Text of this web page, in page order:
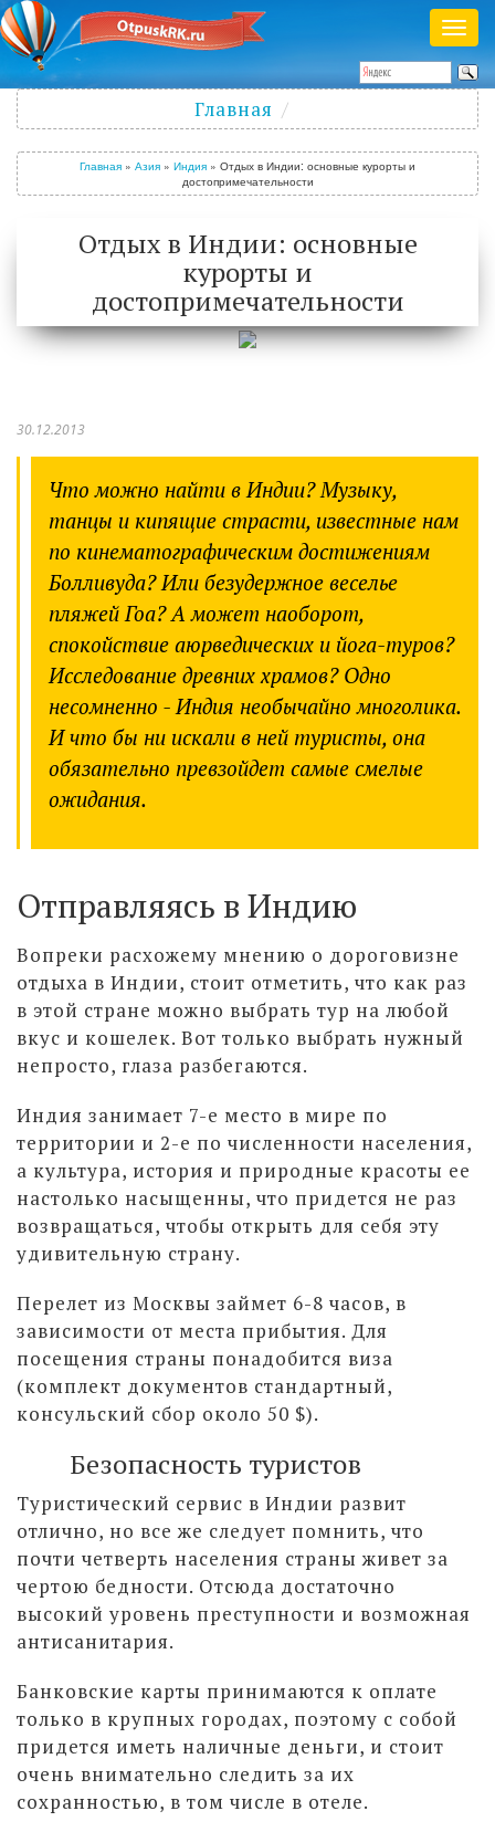
Полезный журнал о путешествиях
меню
Главная
Главная » Азия » Индия » Отдых в Индии: основные курорты и
достопримечательности
Отдых в Индии: основные
курорты и
достопримечательности
30.12.2013
Что можно найти в Индии? Музыку,
танцы и кипящие страсти, известные нам
по кинематографическим достижениям
Болливуда? Или безудержное веселье
пляжей Гоа? А может наоборот,
спокойствие аюрведических и йога-туров?
Исследование древних храмов? Одно
несомненно - Индия необычайно многолика.
И что бы ни искали в ней туристы, она
обязательно превзойдет самые смелые
ожидания.
Отправляясь в Индию
Вопреки расхожему мнению о дороговизне
отдыха в Индии, стоит отметить, что как раз
в этой стране можно выбрать тур на любой
вкус и кошелек. Вот только выбрать нужный
непросто, глаза разбегаются.
Индия занимает 7-е место в мире по
территории и 2-е по численности населения,
а культура, история и природные красоты ее
настолько насыщенны, что придется не раз
возвращаться, чтобы открыть для себя эту
удивительную страну.
Перелет из Москвы займет 6-8 часов, в
зависимости от места прибытия. Для
посещения страны понадобится виза
(комплект документов стандартный,
консульский сбор около 50 $).
Безопасность туристов
Туристический сервис в Индии развит
отлично, но все же следует помнить, что
почти четверть населения страны живет за
чертою бедности. Отсюда достаточно
высокий уровень преступности и возможная
антисанитария.
Банковские карты принимаются к оплате
только в крупных городах, поэтому с собой
придется иметь наличные деньги, и стоит
очень внимательно следить за их
сохранностью, в том числе в отеле.